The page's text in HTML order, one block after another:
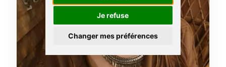
Je refuse
Changer mes préférences